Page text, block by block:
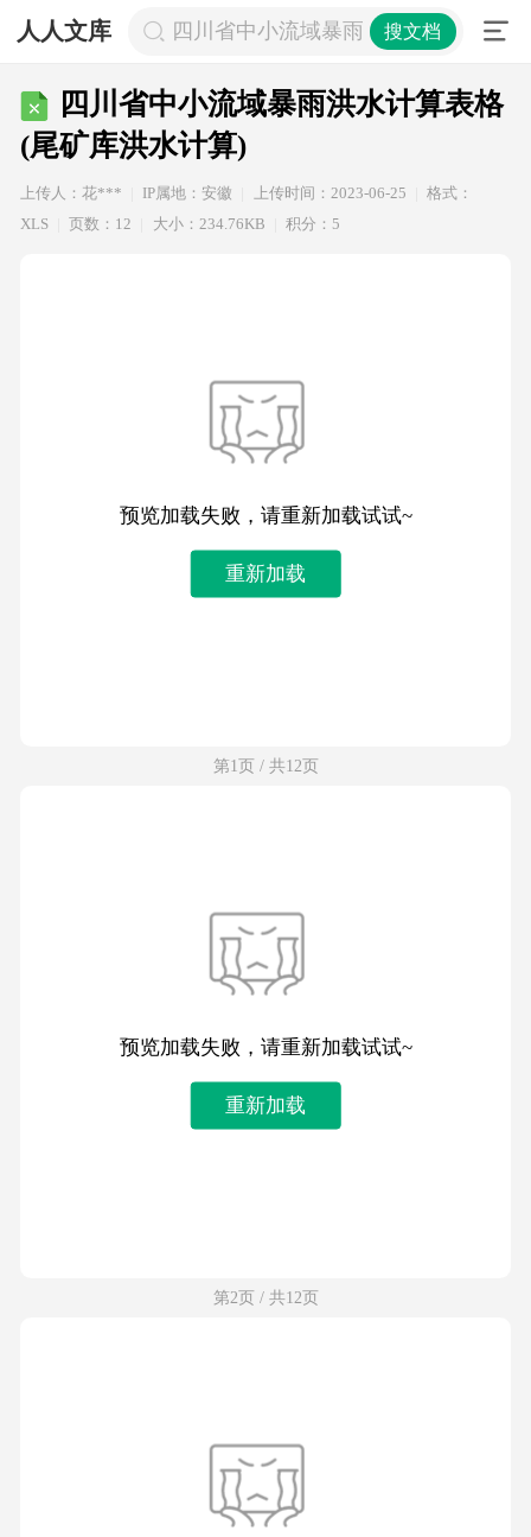
人人文库 四川省中小流域暴雨洪水计算表格(尾
搜文档
四川省中小流域暴雨洪水计算表格
(尾矿库洪水计算)
上传人：花*** IP属地：安徽 上传时间：2023-06-25
格式：
XLS
页数：12 大小：234.76KB 积分：5
预览加载失败，请重新加载试试~
重新加载
第1页 / 共12页
预览加载失败，请重新加载试试~
重新加载
第2页 / 共12页